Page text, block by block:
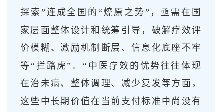
探索”连成全国的“燎原之势”，亟需在国
家层面整体设计和统筹引导，破解疗效评
价模糊、激励机制断层、信息化底座不牢
等“拦路虎”。“中医疗效的优势往往体现
在治未病、整体调理、减少复发等方面，
这些中长期价值在当前支付标准中尚没有